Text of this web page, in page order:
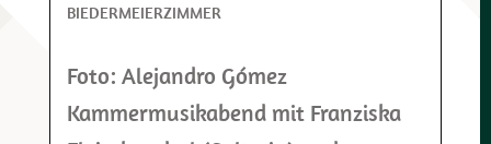
BIEDERMEIERZIMMER
Foto: Alejandro Gómez
Kammermusikabend mit Franziska